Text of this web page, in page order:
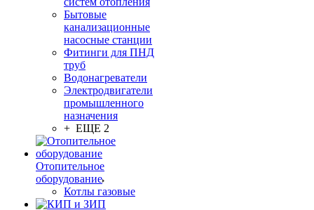
Бытовые
канализационные
насосные станции
Фитинги для ПНД
труб
Водонагреватели
Электродвигатели
промышленного
назначения
+ ЕЩЕ 2
Отопительное
оборудование
Котлы газовые